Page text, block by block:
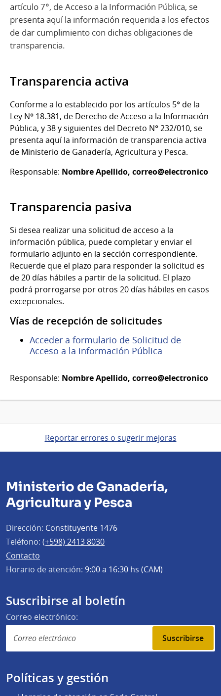
artículo 7°, de Acceso a la Información Pública, se
presenta aquí la información requerida a los efectos
de dar cumplimiento con dichas obligaciones de
transparencia.
Transparencia activa
Conforme a lo establecido por los artículos 5° de la
Ley Nº 18.381, de Derecho de Acceso a la Información
Pública, y 38 y siguientes del Decreto N° 232/010, se
presenta aquí la información de transparencia activa
de Ministerio de Ganadería, Agricultura y Pesca.
Responsable: Nombre Apellido, correo@electronico
Transparencia pasiva
Si desea realizar una solicitud de acceso a la
información pública, puede completar y enviar el
formulario adjunto en la sección correspondiente.
Recuerde que el plazo para responder la solicitud es
de 20 días hábiles a partir de la solicitud. El plazo
podrá prorrogarse por otros 20 días hábiles en casos
excepcionales.
Vías de recepción de solicitudes
Acceder a formulario de Solicitud de
Acceso a la información Pública
Responsable: Nombre Apellido, correo@electronico
Reportar errores o sugerir mejoras
Ministerio de Ganadería,
Agricultura y Pesca
Dirección: Constituyente 1476
Teléfono: (+598) 2413 8030
Contacto
Horario de atención: 9:00 a 16:30 hs (CAM)
Suscribirse al boletín
Correo electrónico:
Suscribirse
Políticas y gestión